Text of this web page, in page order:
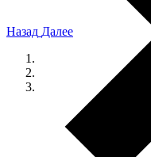
Назад Далее